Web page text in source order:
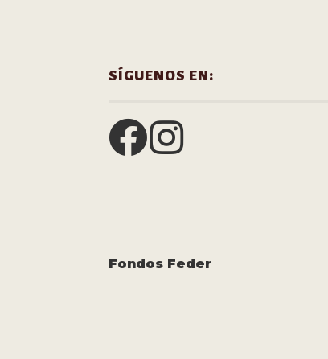
SÍGUENOS EN:
Fondos Feder